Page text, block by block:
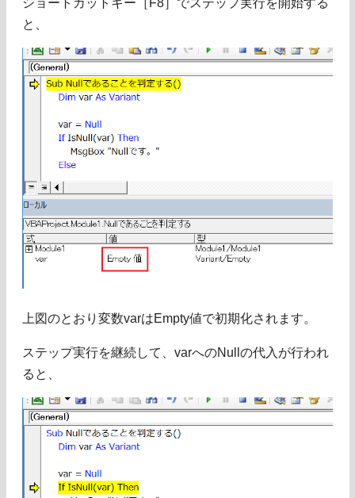
ショートカットキー［F8］でステップ実行を開始する
と、
上図のとおり変数varはEmpty値で初期化されます。
ステップ実行を継続して、varへのNullの代入が行われ
ると、